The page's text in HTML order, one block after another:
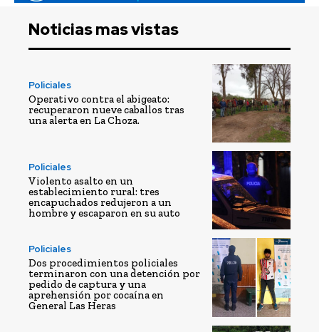
Noticias mas vistas
Policiales
Operativo contra el abigeato:
recuperaron nueve caballos tras
una alerta en La Choza.
Policiales
Violento asalto en un
establecimiento rural: tres
encapuchados redujeron a un
hombre y escaparon en su auto
Policiales
Dos procedimientos policiales
terminaron con una detención por
pedido de captura y una
aprehensión por cocaína en
General Las Heras